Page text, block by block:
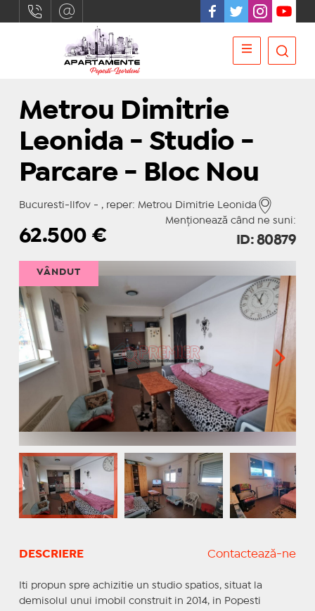
Metrou Dimitrie
Leonida - Studio -
Parcare - Bloc Nou
Bucuresti-Ilfov - , reper: Metrou Dimitrie Leonida
Menționează când ne suni:
62.500€ ID: 80879
VÂNDUT
DESCRIERE Contactează-ne
Iti propun spre achizitie un studio spatios, situat la
demisolul unui imobil construit in 2014, in Popesti